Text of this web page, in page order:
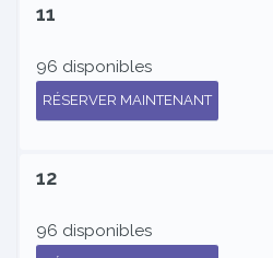
11
96 disponibles
RÉSERVER MAINTENANT
12
96 disponibles